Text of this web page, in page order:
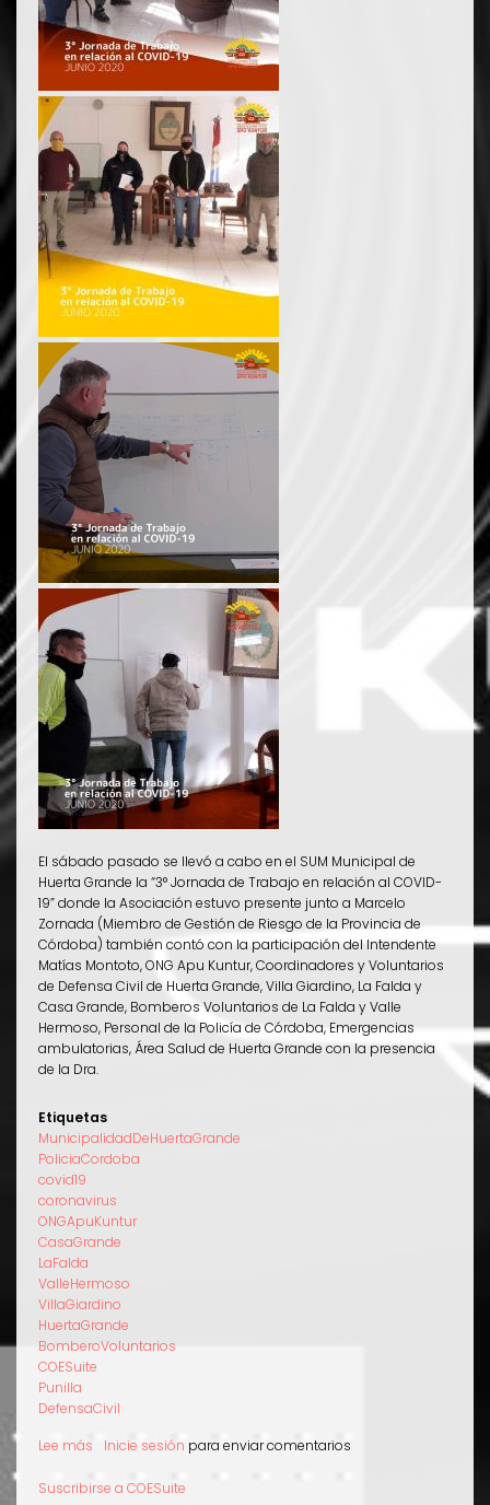
El sábado pasado se llevó a cabo en el SUM Municipal de
Huerta Grande la “3° Jornada de Trabajo en relación al COVID-
19” donde la Asociación estuvo presente junto a Marcelo
Zornada (Miembro de Gestión de Riesgo de la Provincia de
Córdoba) también contó con la participación del Intendente
Matías Montoto, ONG Apu Kuntur, Coordinadores y Voluntarios
de Defensa Civil de Huerta Grande, Villa Giardino, La Falda y
Casa Grande, Bomberos Voluntarios de La Falda y Valle
Hermoso, Personal de la Policía de Córdoba, Emergencias
ambulatorias, Área Salud de Huerta Grande con la presencia
de la Dra.
Etiquetas
MunicipalidadDeHuertaGrande
PoliciaCordoba
covid19
coronavirus
ONGApuKuntur
CasaGrande
LaFalda
ValleHermoso
VillaGiardino
HuertaGrande
BomberoVoluntarios
COESuite
Punilla
DefensaCivil
Lee más sobre
Kuntur
Inicie sesión para enviar comentarios
Suscribirse a COESuite